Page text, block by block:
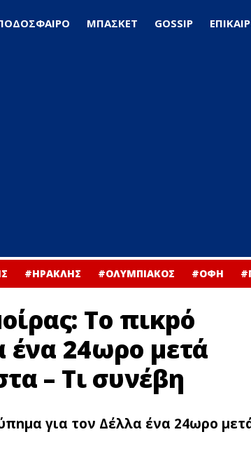
ΜΠΑΣΚΕΤ GOSSIP
#ΗΡΑΚΛΗΣ #ΟΛΥΜΠΙΑΚΟΣ #ΟΦΗ
Το πικpό
ένα 24ωρο μετά
– Τι συνέβη
για τον Δέλλα ένα 24ωρο